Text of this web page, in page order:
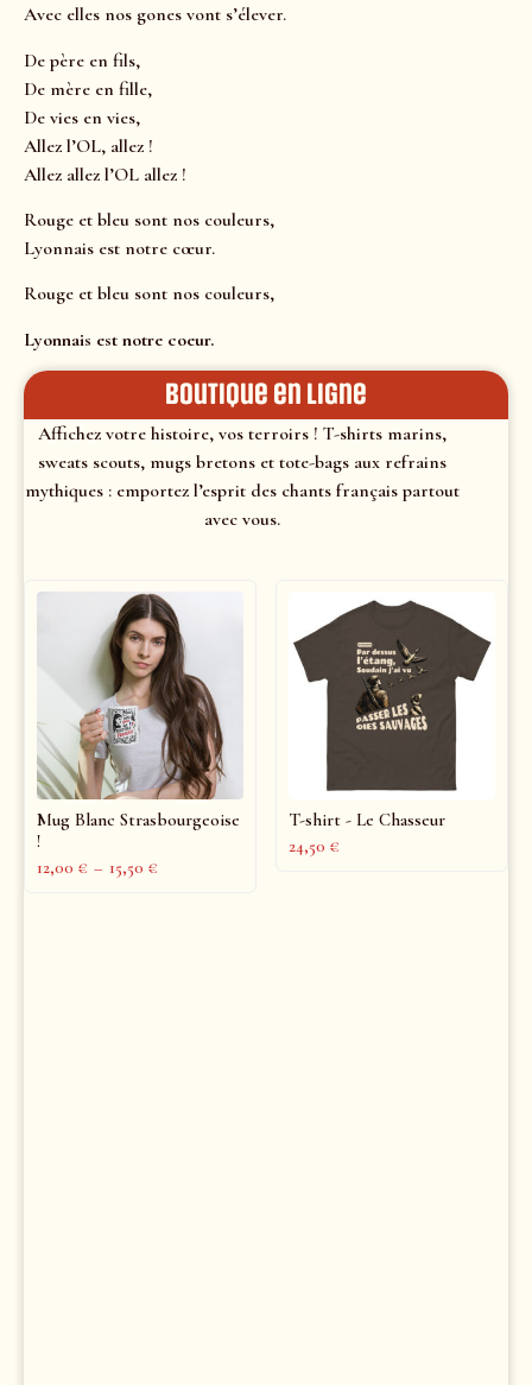
Avec elles nos gones vont s’élever.
De père en fils,
De mère en fille,
De vies en vies,
Allez l’OL, allez !
Allez allez l’OL allez !
Rouge et bleu sont nos couleurs,
Lyonnais est notre cœur.
Rouge et bleu sont nos couleurs,
Lyonnais est notre coeur.
Boutique en ligne
Affichez votre histoire, vos terroirs ! T-shirts marins,
sweats scouts, mugs bretons et tote-bags aux refrains
mythiques : emportez l’esprit des chants français partout
avec vous.
Mug Blanc Strasbourgeoise
!
12,00 € – 15,50 €
T-shirt - Le Chasseur
24,50 €